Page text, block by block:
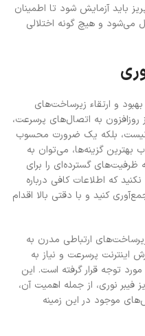
باید آزمایش شود تا اطمینان
و هیچ گونه اختلالی
و ارتقاء زیرساخت‌های
روزافزون به اتصال‌های پرسرعت،
نیست، بلکه یک ضرورت محسوب
بهترین گزینه‌ها، می‌توان به
گسترده‌ای را برای
که اطلاعات کافی درباره
کنید و با دقتی بالا اقدام
ارتباطی مدرن به
اینترنت پرسرعت و نیاز به
توجه قرار گرفته است. این
فیبر نوری، از جمله اهمیت آن،
موجود در این زمینه